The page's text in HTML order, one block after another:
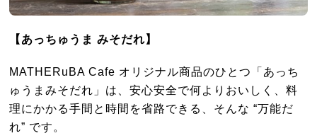
【あっちゅうま みそだれ】
MATHERuBA Cafe オリジナル商品のひとつ「あっち
ゅうまみそだれ」は、安心安全で何よりおいしく、料
理にかかる手間と時間を省路できる、そんな “万能だ
れ” です。